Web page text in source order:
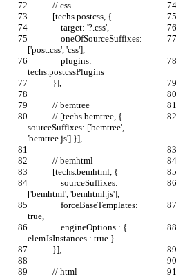
            // css
            [techs.postcss, {
                target: '?.css',
['post.css', 'css'],
techs.postcssPlugins
            }],
            // bemtree
sourceSuffixes: ['bemtree',
'bemtree.js'] }],
            // bemhtml
            [techs.bemhtml, {
['bemhtml', 'bemhtml.js'],
true,
elemJsInstances : true }
            }],
            // html